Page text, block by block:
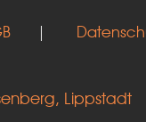
|
Lippstadt